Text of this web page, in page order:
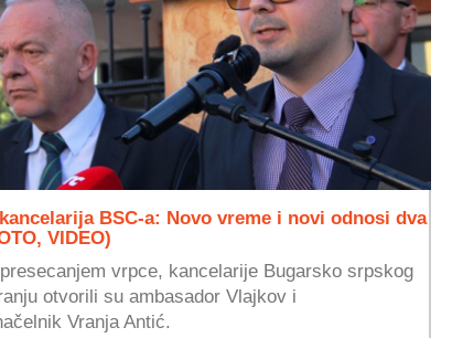
BSC-a: Novo vreme i novi odnosi dva
VIDEO)
vrpce, kancelarije Bugarsko srpskog
otvorili su ambasador Vlajkov i
Vranja Antić.